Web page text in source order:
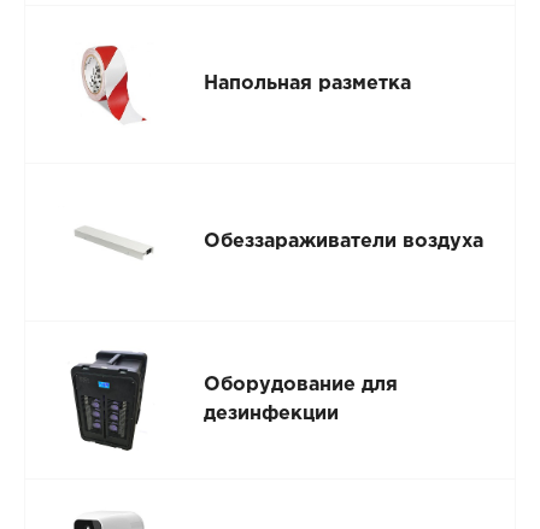
Напольная разметка
Обеззараживатели воздуха
Оборудование для
дезинфекции